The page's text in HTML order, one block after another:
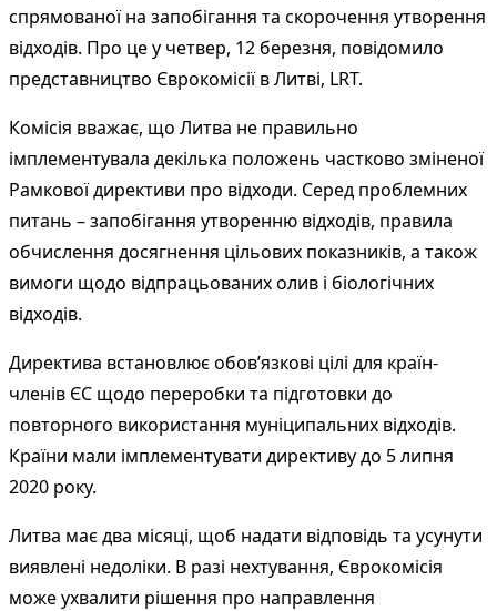
спрямованої на запобігання та скорочення утворення
відходів. Про це у четвер, 12 березня, повідомило
представництво Єврокомісії в Литві, LRT.
Комісія вважає, що Литва не правильно
імплементувала декілька положень частково зміненої
Рамкової директиви про відходи. Серед проблемних
питань – запобігання утворенню відходів, правила
обчислення досягнення цільових показників, а також
вимоги щодо відпрацьованих олив і біологічних
відходів.
Директива встановлює обов’язкові цілі для країн-
членів ЄС щодо переробки та підготовки до
повторного використання муніципальних відходів.
Країни мали імплементувати директиву до 5 липня
2020 року.
Литва має два місяці, щоб надати відповідь та усунути
виявлені недоліки. В разі нехтування, Єврокомісія
може ухвалити рішення про направлення